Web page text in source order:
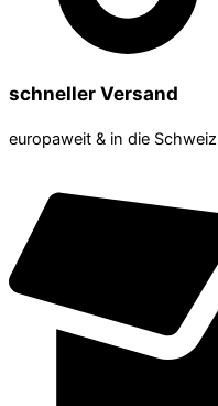
schneller Versand
europaweit & in die Schweiz